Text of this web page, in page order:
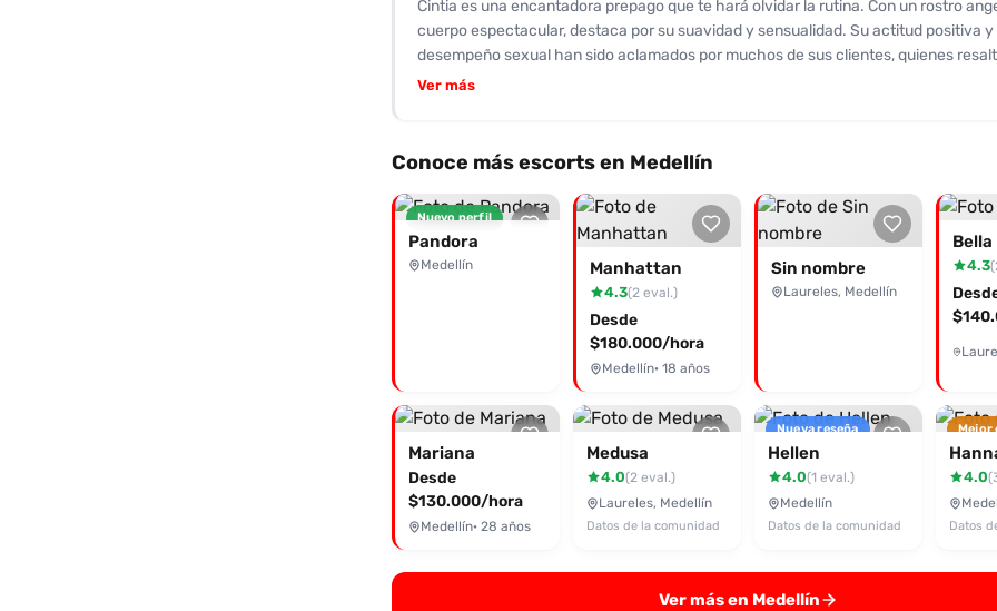
sólida y una actitud proactiva, aunque quizá no sea la mejor para quienes buscan
anal intenso.
Cintia es una encantadora prepago que te hará olvidar la rutina. Con un rostro
cuerpo espectacular, destaca por su suavidad y sensualidad. Su actitud positiva y
desempeño sexual han sido aclamados por muchos de sus clientes, quienes
habilidad para ofrecer un servicio de calidad. Las reseñas destacan que su oral es
ambiente discreto y placentero. Los clientes han encontrado en Cintia una amante
experimentar momentos únicos con ella. Contacta a Cintia desde Desenfreno.co
todo lo que tiene para ofrecerte. ¡Te encantará! Además, si deseas algo más
por sus adicionales como el masaje relajante. No te arrepentirás de elegir a esta
prepago.
Ver más
Conoce más escorts en Medellín
Nuevo perfil
Pandora
Medellín Manhattan
4.3(2 eval.)
Desde
$180.000/hora
Medellín· 18 años
Sin nombre
Laureles, Medellín
Bella
4.3
Mariana
Desde
$130.000/hora
Medellín· 28 años
Medusa
4.0(2 eval.)
Laureles, Medellín
Datos de la comunidad
Nueva reseña
Hellen
4.0(1 eval.)
Medellín
Datos de la comunidad
Mejor
4.0
Datos
Ver más en Medellín